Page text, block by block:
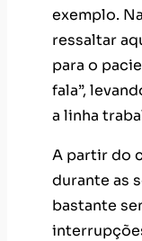
exemplo.
ressaltar
para o
fala”,
a linha
A partir do
durante as
bastante